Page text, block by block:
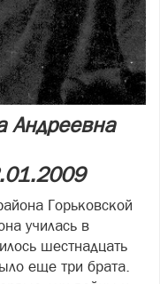
Андреевна
Горьковской
училась в
шестнадцать
еще три брата.